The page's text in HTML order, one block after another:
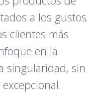
a los gustos
clientes más
en la
singularidad, sin